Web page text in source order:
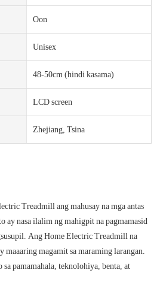
Oon
Unisex
48-50cm (hindi kasama)
LCD screen
Zhejiang, Tsina
Treadmill ang mahusay na mga antas
ay nasa ilalim ng mahigpit na pagmamasid
Ang Home Electric Treadmill na
maaaring magamit sa maraming larangan.
pamamahala, teknolohiya, benta, at